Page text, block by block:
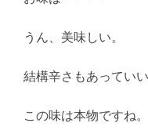
うん、美味しい。
結構辛さもあってい
この味は本物ですね。